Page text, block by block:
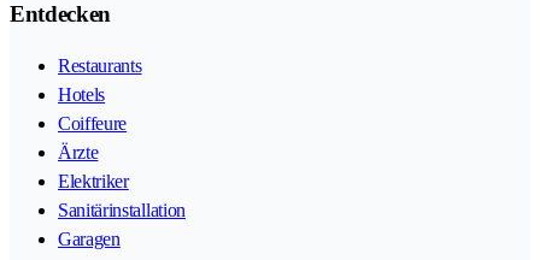
Entdecken
Restaurants
Hotels
Coiffeure
Ärzte
Elektriker
Sanitärinstallation
Garagen